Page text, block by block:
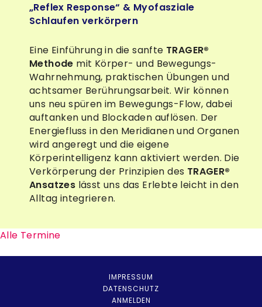
„Reflex Response“ & Myofasziale
Schlaufen verkörpern
Eine Einführung in die sanfte TRAGER®
Methode mit Körper- und Bewegungs-
Wahrnehmung, praktischen Übungen und
achtsamer Berührungsarbeit. Wir können
uns neu spüren im Bewegungs-Flow, dabei
auftanken und Blockaden auflösen. Der
Energiefluss in den Meridianen und Organen
wird angeregt und die eigene
Körperintelligenz kann aktiviert werden. Die
Verkörperung der Prinzipien des TRAGER®
Ansatzes lässt uns das Erlebte leicht in den
Alltag integrieren.
Alle Termine
IMPRESSUM
DATENSCHUTZ
ANMELDEN